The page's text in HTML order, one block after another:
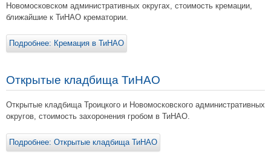
Новомосковском административных округах, стоимость кремации,
ближайшие к ТиНАО крематории.
Подробнее: Кремация в ТиНАО
Открытые кладбища ТиНАО
Открытые кладбища Троицкого и Новомосковского административных
округов, стоимость захоронения гробом в ТиНАО.
Подробнее: Открытые кладбища ТиНАО